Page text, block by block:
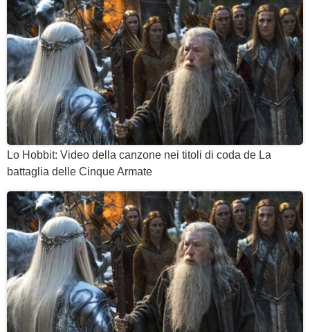
Lo Hobbit: Video della canzone nei titoli di coda de La
battaglia delle Cinque Armate